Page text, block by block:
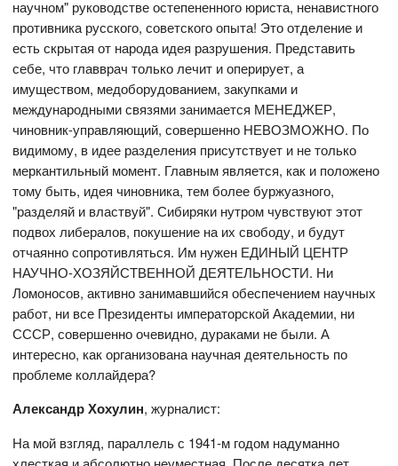
научном" руководстве остепененного юриста, ненавистного
противника русского, советского опыта! Это отделение и
есть скрытая от народа идея разрушения. Представить
себе, что главврач только лечит и оперирует, а
имуществом, медоборудованием, закупками и
международными связями занимается МЕНЕДЖЕР,
чиновник-управляющий, совершенно НЕВОЗМОЖНО. По
видимому, в идее разделения присутствует и не только
меркантильный момент. Главным является, как и положено
тому быть, идея чиновника, тем более буржуазного,
"разделяй и властвуй". Сибиряки нутром чувствуют этот
подвох либералов, покушение на их свободу, и будут
отчаянно сопротивляться. Им нужен ЕДИНЫЙ ЦЕНТР
НАУЧНО-ХОЗЯЙСТВЕННОЙ ДЕЯТЕЛЬНОСТИ. Ни
Ломоносов, активно занимавшийся обеспечением научных
работ, ни все Президенты императорской Академии, ни
СССР, совершенно очевидно, дураками не были. А
интересно, как организована научная деятельность по
проблеме коллайдера?
Александр Хохулин, журналист:
На мой взгляд, параллель с 1941-м годом надуманно